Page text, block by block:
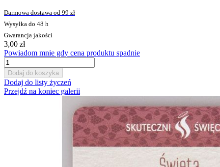
Darmowa dostawa od 99 zł
Wysyłka do 48 h
Gwarancja jakości
3,00 zł
Powiadom mnie gdy cena produktu spadnie
Dodaj do koszyka
Dodaj do listy życzeń
Przejdź na koniec galerii